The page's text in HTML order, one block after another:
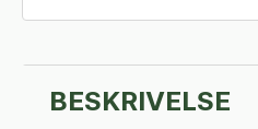
BESKRIVELSE